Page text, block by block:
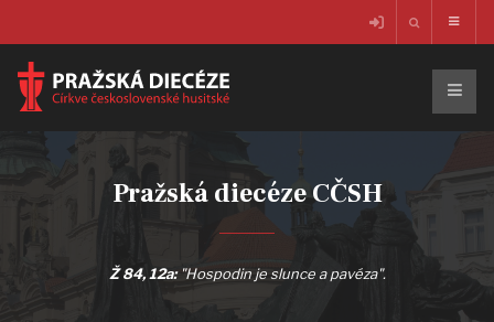
Pražská diecéze CČSH
Ž 84, 12a:"Hospodin je slunce a pavéza".